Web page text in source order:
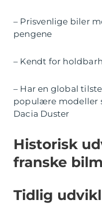
– Prisvenlige biler
pengene
– Kendt for
– Har en global
populære modeller
Dacia Duster
Historisk
franske
Tidlig